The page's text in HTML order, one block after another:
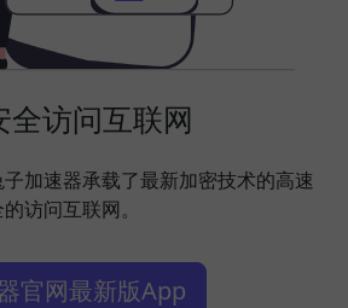
访问互联网
加速器承载了最新加密技术的高速
访问互联网。
官网最新版App